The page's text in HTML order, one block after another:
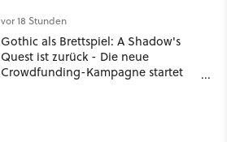
vor 18 Stunden
Gothic als Brettspiel: A Shadow's
Quest ist zurück - Die neue
Crowdfunding-Kampagne startet